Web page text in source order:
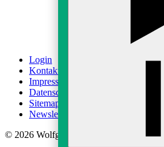
Login
Kontakt
Impressum
Datenschutz
Sitemap
Newsletter-Anmeldung
© 2026 Wolfgang-Hilbig-Gesellschaft e.V.